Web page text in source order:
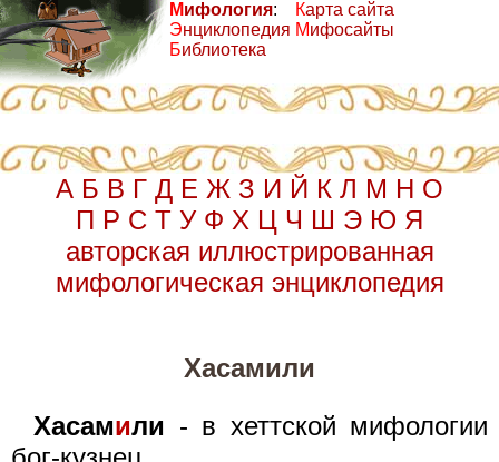
Мифология:
Энциклопедия
Библиотека
Карта сайта
Мифосайты
А Б В Г Д Е Ж З И Й К Л М Н О
П Р С Т У Ф Х Ц Ч Ш Э Ю Я
авторская иллюстрированная
мифологическая энциклопедия
Хасамили
Хасамили - в хеттской мифологии